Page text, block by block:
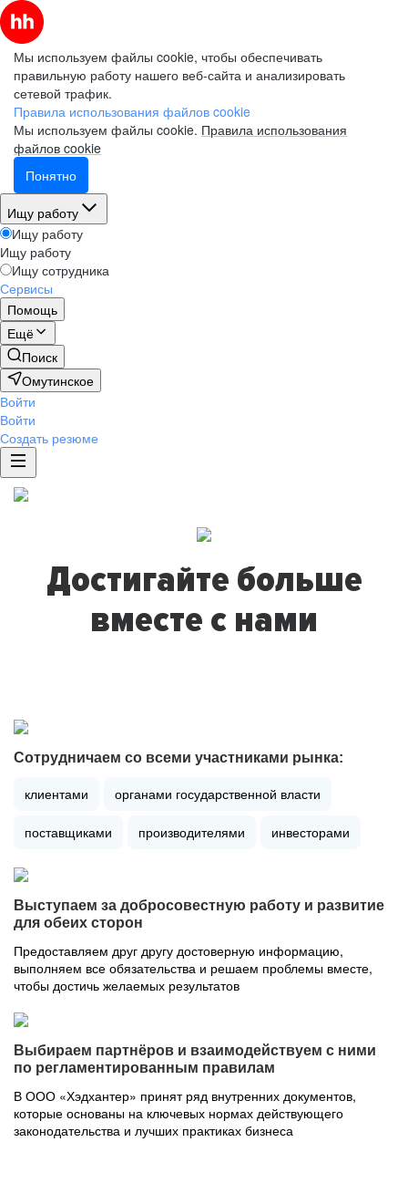
Мы используем файлы cookie, чтобы обеспечивать
правильную работу нашего веб-сайта и анализировать
сетевой трафик.
Правила использования файлов cookie
Мы используем файлы cookie. Правила использования
файлов cookie
Понятно
Ищу работу
Ищу работу
Ищу работу
Ищу сотрудника
Сервисы
Помощь
Ещё
Поиск
Омутинское
Войти
Войти
Создать резюме
Достигайте больше
вместе с нами
Сотрудничаем со всеми участниками рынка:
клиентами органами государственной власти
поставщиками производителями инвесторами
Выступаем за добросовестную работу и развитие
для обеих сторон
Предоставляем друг другу достоверную информацию,
выполняем все обязательства и решаем проблемы вместе,
чтобы достичь желаемых результатов
Выбираем партнёров и взаимодействуем с ними
по регламентированным правилам
В ООО «Хэдхантер» принят ряд внутренних документов,
которые основаны на ключевых нормах действующего
законодательства и лучших практиках бизнеса